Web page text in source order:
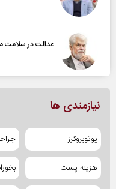
عدالت در سلامت
نیازمندی ها
یوتوبروکرز
هزینه پست